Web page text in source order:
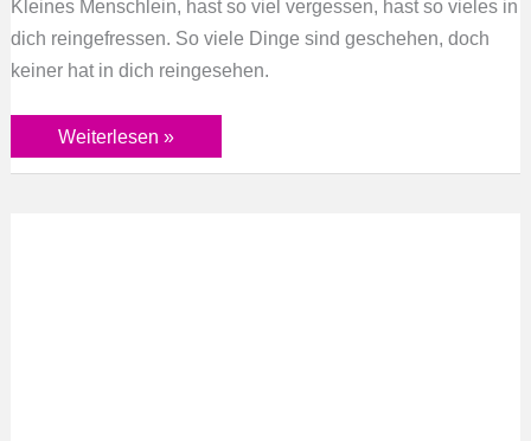
Kleines Menschlein, hast so viel vergessen, hast so vieles in
dich reingefressen. So viele Dinge sind geschehen, doch
keiner hat in dich reingesehen.
Weiterlesen »